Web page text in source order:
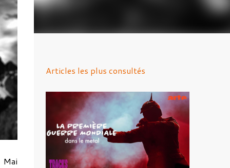
Mai
Articles les plus consultés